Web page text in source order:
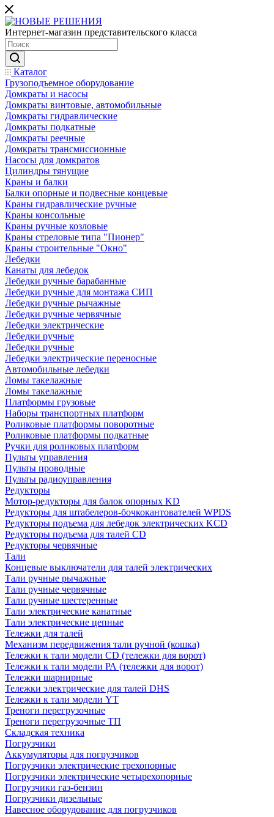
Интернет-магазин представительского класса
Каталог
Грузоподъемное оборудование
Домкраты и насосы
Домкраты винтовые, автомобильные
Домкраты гидравлические
Домкраты подкатные
Домкраты реечные
Домкраты трансмиссионные
Насосы для домкратов
Цилиндры тянущие
Краны и балки
Балки опорные и подвесные концевые
Краны гидравлические ручные
Краны консольные
Краны ручные козловые
Краны стреловые типа "Пионер"
Краны строительные "Окно"
Лебедки
Канаты для лебедок
Лебедки ручные барабанные
Лебедки ручные для монтажа СИП
Лебедки ручные рычажные
Лебедки ручные червячные
Лебедки электрические
Лебедки ручные
Лебедки ручные
Лебедки электрические переносные
Автомобильные лебедки
Ломы такелажные
Ломы такелажные
Платформы грузовые
Наборы транспортных платформ
Роликовые платформы поворотные
Роликовые платформы подкатные
Ручки для роликовых платформ
Пульты управления
Пульты проводные
Пульты радиоуправления
Редукторы
Мотор-редукторы для балок опорных KD
Редукторы для штабелеров-бочкокантователей WPDS
Редукторы подъема для лебедок электрических KCD
Редукторы подъема для талей CD
Редукторы червячные
Тали
Концевые выключатели для талей электрических
Тали ручные рычажные
Тали ручные червячные
Тали ручные шестеренные
Тали электрические канатные
Тали электрические цепные
Тележки для талей
Механизм передвижения тали ручной (кошка)
Тележки к тали модели CD (тележки для ворот)
Тележки к тали модели РА (тележки для ворот)
Тележки шарнирные
Тележки электрические для талей DHS
Тележки к тали модели YT
Треноги перегрузочные
Треноги перегрузочные ТП
Складская техника
Погрузчики
Аккумуляторы для погрузчиков
Погрузчики электрические трехопорные
Погрузчики электрические четырехопорные
Погрузчики газ-бензин
Погрузчики дизельные
Навесное оборудование для погрузчиков